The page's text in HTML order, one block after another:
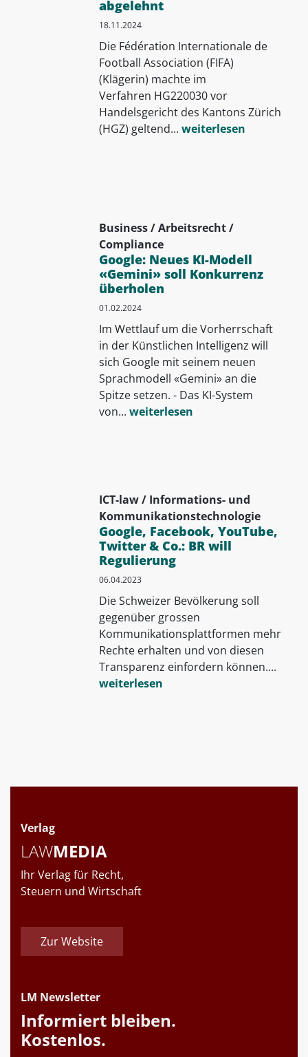
abgelehnt
18.11.2024
Die Fédération Internationale de
Football Association (FIFA)
(Klägerin) machte im
Verfahren HG220030 vor
Handelsgericht des Kantons Zürich
(HGZ) geltend... weiterlesen
Business / Arbeitsrecht /
Compliance
Google: Neues KI-Modell
«Gemini» soll Konkurrenz
überholen
01.02.2024
Im Wettlauf um die Vorherrschaft
in der Künstlichen Intelligenz will
sich Google mit seinem neuen
Sprachmodell «Gemini» an die
Spitze setzen. - Das KI-System
von... weiterlesen
ICT-law / Informations- und
Kommunikationstechnologie
Google, Facebook, YouTube,
Twitter & Co.: BR will
Regulierung
06.04.2023
Die Schweizer Bevölkerung soll
gegenüber grossen
Kommunikationsplattformen mehr
Rechte erhalten und von diesen
Transparenz einfordern können....
weiterlesen
Verlag
LAWMEDIA
Ihr Verlag für Recht,
Steuern und Wirtschaft
Zur Website
LM Newsletter
Informiert bleiben.
Kostenlos.